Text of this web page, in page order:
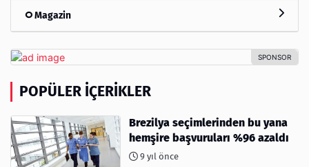
Magazin
POPÜLER İÇERIKLER
Brezilya seçimlerinden bu yana
hemşire başvuruları %96 azaldı
9 yıl önce